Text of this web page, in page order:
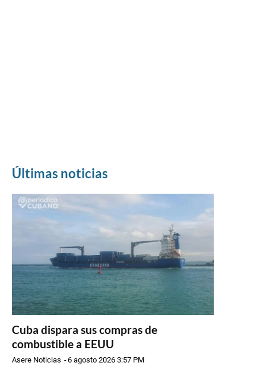
Últimas noticias
Cuba dispara sus compras de
combustible a EEUU
Asere Noticias -6 agosto 2026 3:57 PM